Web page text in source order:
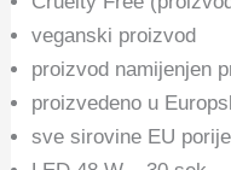
veganski proizvod
proizvod namijenjen
proizvedeno u
sve sirovine EU